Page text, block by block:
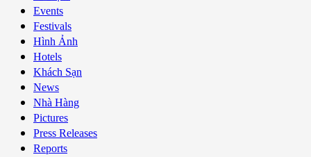
Events
Festivals
Hình Ảnh
Hotels
Khách Sạn
News
Nhà Hàng
Pictures
Press Releases
Reports